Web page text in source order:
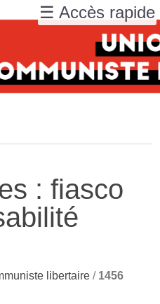
: fiasco
libertaire / 1456
☰ Accès rapide